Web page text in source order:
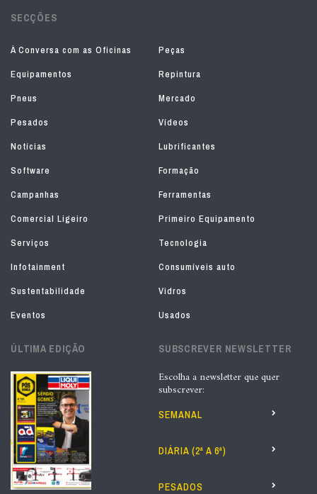
SECÇÕES
À Conversa com as Oficinas
Peças
Equipamentos
Repintura
Pneus
Mercado
Pesados
Vídeos
Notícias
Lubrificantes
Software
Formação
Campanhas
Ferramentas
Comercial Ligeiro
Primeiro Equipamento
Serviços
Tecnologia
Infotainment
Consumíveis auto
Sustentabilidade
Vidros
Eventos
Usados
ÚLTIMA EDIÇÃO SUBSCREVER NEWSLETTER
Escolha a newsletter que quer
subscrever:
SEMANAL
DIÁRIA (2ª A 6ª)
PESADOS